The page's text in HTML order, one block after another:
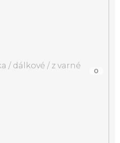
/ dálkové / z varné
0